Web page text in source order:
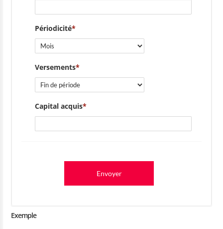
Périodicité
Versements
Capital acquis
Envoyer
Exemple